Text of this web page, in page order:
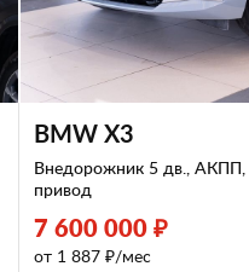
BMW X3
Внедорожник 5 дв.,
привод
7 600 000 ₽
от 1 887 ₽/мес